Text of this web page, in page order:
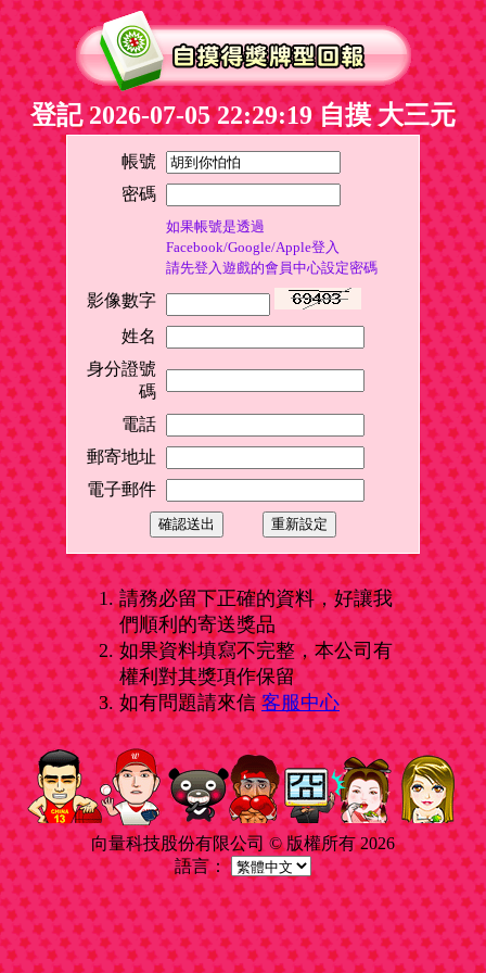
登記 2026-07-05 22:29:19 自摸 大三元
帳號
密碼
如果帳號是透過
Facebook/Google/Apple登入
請先登入遊戲的會員中心設定密碼
影像數字
姓名
身分證號
碼
電話
郵寄地址
電子郵件
請務必留下正確的資料，好讓我
們順利的寄送獎品
如果資料填寫不完整，本公司有
權利對其獎項作保留
如有問題請來信客服中心
向量科技股份有限公司 © 版權所有 2026
語言：